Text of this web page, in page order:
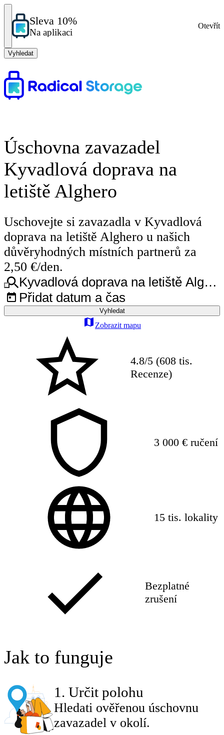
Sleva 10%
Na aplikaci
Otevřít
Vyhledat
Úschovna zavazadel
Kyvadlová doprava na
letiště Alghero
Uschovejte si zavazadla v Kyvadlová
doprava na letiště Alghero u našich
důvěryhodných místních partnerů za
2,50 €/den.
Kyvadlová doprava na letiště
Přidat datum a čas
Vyhledat
Zobrazit mapu
4.8/5 (608 tis.
Recenze)
3 000 € ručení
15 tis. lokality
Bezplatné
zrušení
Jak to funguje
1 . Určit polohu
Hledati ověřenou úschovnu
zavazadel v okolí.